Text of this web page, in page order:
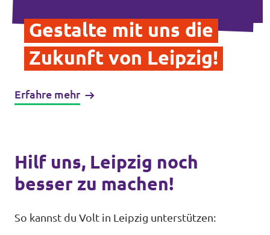
Transparenz
Impressum
Gestalte mit uns die
Zukunft von Leipzig!
Erfahre mehr
Hilf uns, Leipzig noch
besser zu machen!
So kannst du Volt in Leipzig unterstützen: